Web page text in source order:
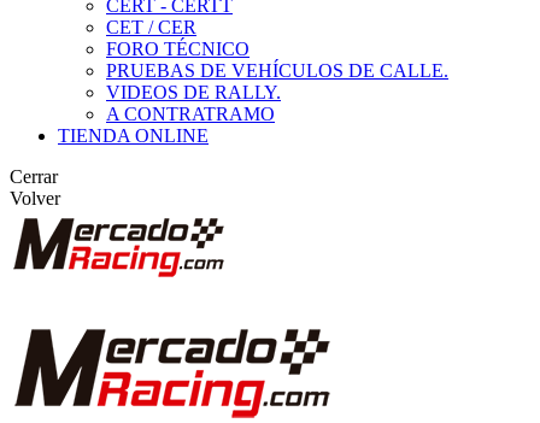
CERT - CERTT
CET / CER
FORO TÉCNICO
PRUEBAS DE VEHÍCULOS DE CALLE.
VIDEOS DE RALLY.
A CONTRATRAMO
TIENDA ONLINE
Cerrar
Volver
BUSCAR